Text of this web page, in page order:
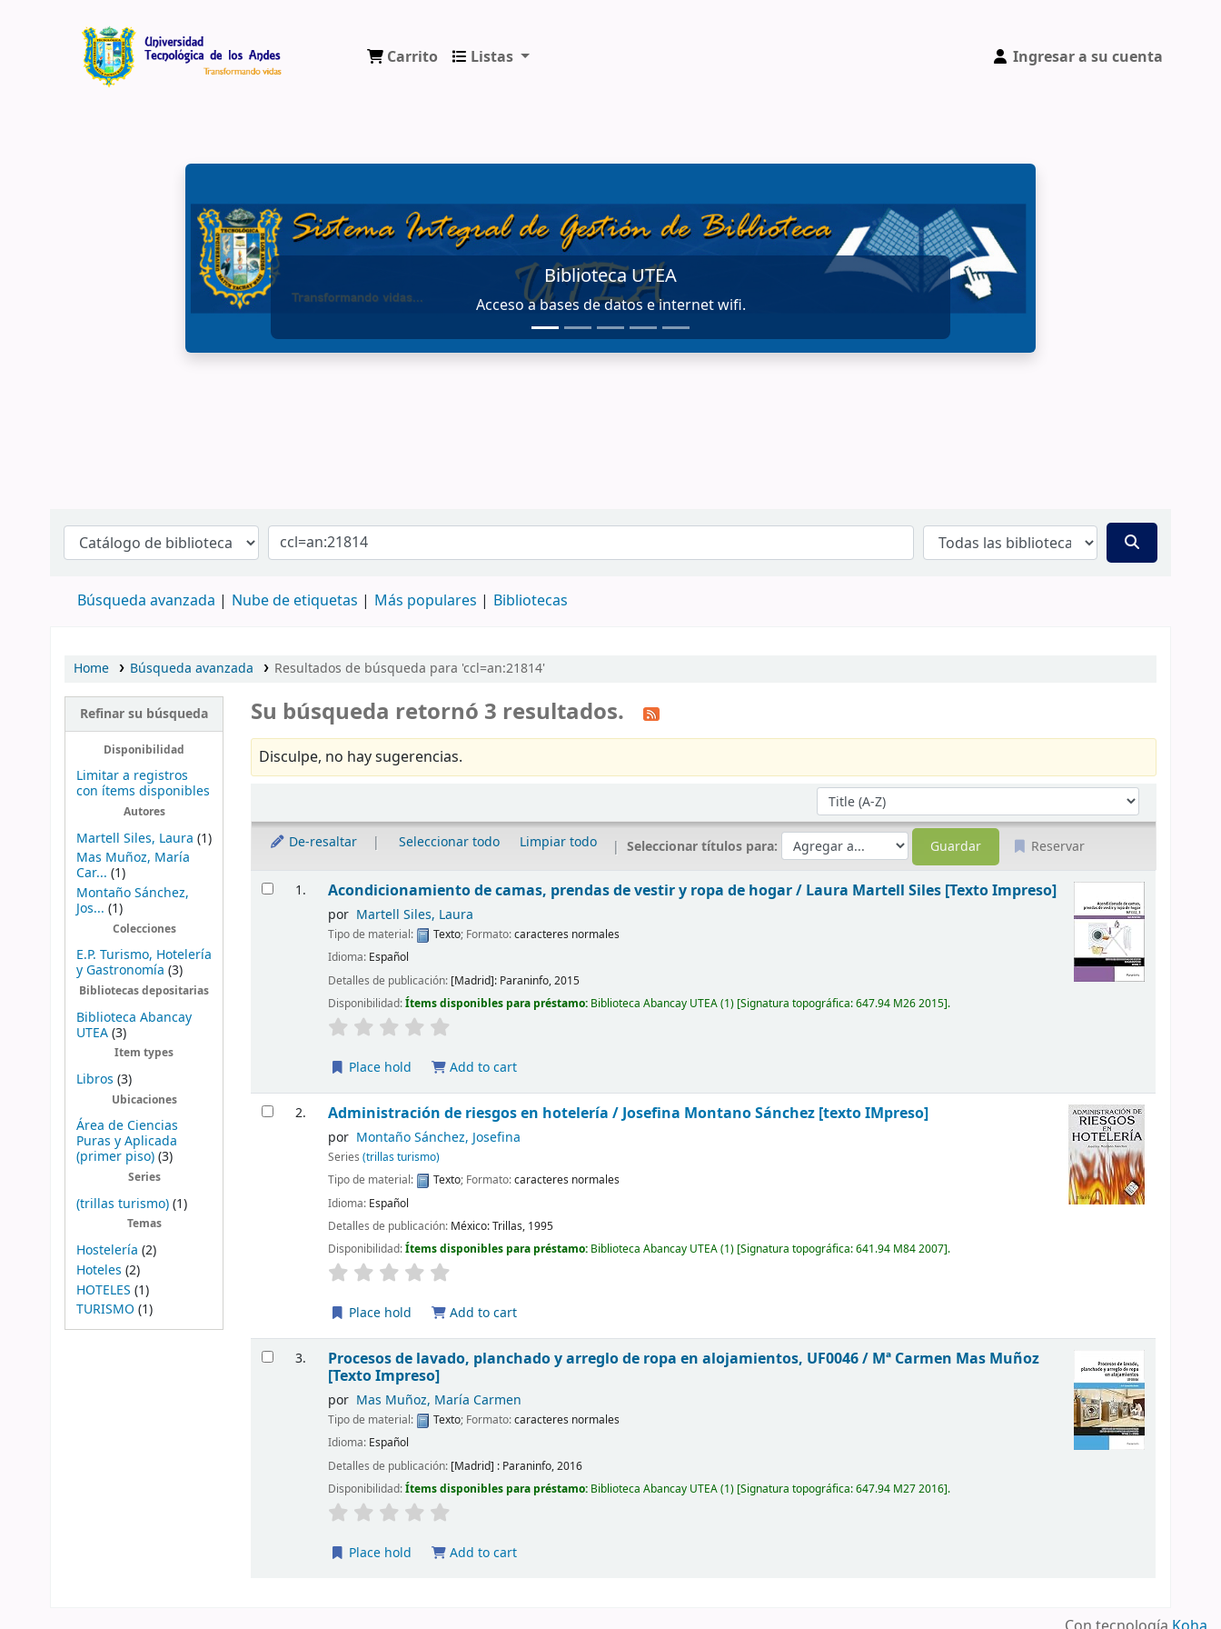
Biblioteca Virtual Universidad Tecnológica de los Andes
Carrito Listas Ingresar a su cuenta
Búsqueda avanzada Nube de etiquetas Más populares Bibliotecas
Home Búsqueda avanzada Resultados de búsqueda para 'ccl=an:21814'
Refinar su búsqueda
Disponibilidad
Limitar a registros
con ítems disponibles
Autores
Martell Siles, Laura (1)
Mas Muñoz, María
Car... (1)
Montaño Sánchez,
Jos... (1)
Colecciones
E.P. Turismo, Hotelería
y Gastronomía (3)
Bibliotecas depositarias
Biblioteca Abancay
UTEA(3)
Item types
Libros (3)
Ubicaciones
Área de Ciencias
Puras y Aplicada
(primer piso)(3)
Series
(trillas turismo)(1)
Temas
Hostelería (2)
Hoteles (2)
HOTELES (1)
TURISMO (1)
Su búsqueda retornó 3 resultados.
Disculpe, no hay sugerencias.
Ordenar por:
De-resaltar Seleccionar todo Limpiar todo Seleccionar títulos para: Reservar
Resultados
1. Acondicionamiento de camas, prendas de vestir y ropa de hogar / Laura Martell Siles [Texto Impreso]
por Martell Siles, Laura
Tipo de material: Texto; Formato:caracteres normales
Idioma: Español
Detalles de publicación: [Madrid]: Paraninfo,2015
Disponibilidad:Ítems disponibles para préstamo: Biblioteca Abancay UTEA(1) Signatura topográfica:647.94 M26 2015 .
Place hold Add to cart
2. Administración de riesgos en hotelería /Josefina Montano Sánchez [texto IMpreso]
por Montaño Sánchez, Josefina
Series(trillas turismo)
Tipo de material:
Texto; Formato:caracteres normales
Idioma: Español
Detalles de publicación: México:Trillas, 1995
Disponibilidad:Ítems disponibles para préstamo: Biblioteca Abancay UTEA(1) Signatura topográfica:641.94 M84 2007 .
Place hold Add to cart
3. Procesos de lavado, planchado y arreglo de ropa en alojamientos, UF0046 / Mª Carmen Mas Muñoz
[Texto Impreso]
por Mas Muñoz, María Carmen
Tipo de material: Texto; Formato:caracteres normales
Idioma: Español
Detalles de publicación: [Madrid] : Paraninfo,2016
Disponibilidad:Ítems disponibles para préstamo: Biblioteca Abancay UTEA(1) Signatura topográfica:647.94 M27 2016 .
Place hold Add to cart